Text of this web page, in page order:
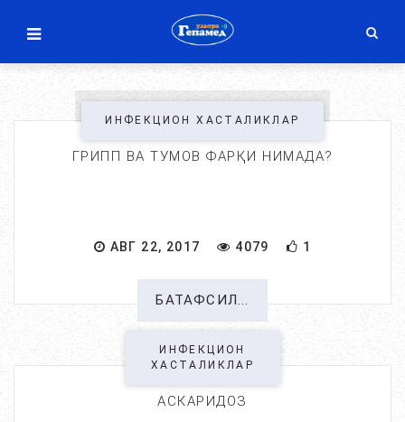
ИНФЕКЦИОН ХАСТАЛИКЛАР
ГРИПП ВА ТУМОВ ФАРҚИ НИМАДА?
АВГ 22, 2017 4079 1
БАТАФСИЛ...
ИНФЕКЦИОН
ХАСТАЛИКЛАР
АСКАРИДОЗ